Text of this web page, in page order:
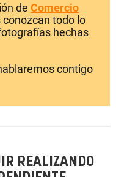
de Comercio
todo lo
hechas
contigo
REALIZANDO